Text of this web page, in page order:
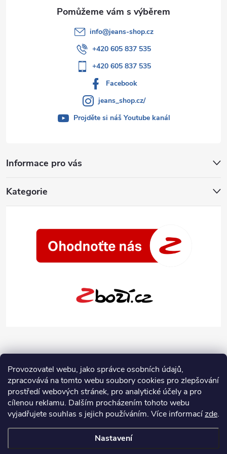
Provozovatel webu, jako správce osobních údajů,
zpracovává na tomto webu soubory cookies pro zlepšování
prostředí webových stránek, pro analytické účely a pro
cílenou reklamu. Dalším procházením tohoto webu
vyjadřujete souhlas s jejich používáním. Více informacízde.
Nastavení
Informace pro vás
Kategorie
info@jeans-shop.cz
+420 605 837 535
+420 605 837 535
Facebook
jeans_shop.cz/
Projděte si náš Youtube kanál